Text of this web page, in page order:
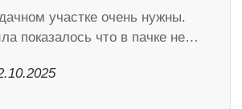
участке очень нужны.
показалось что в пачке не…